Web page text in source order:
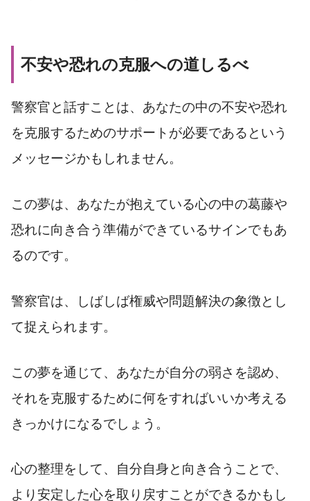
不安や恐れの克服への道しるべ
警察官と話すことは、あなたの中の不安や恐れ
を克服するためのサポートが必要であるという
メッセージかもしれません。
この夢は、あなたが抱えている心の中の葛藤や
恐れに向き合う準備ができているサインでもあ
るのです。
警察官は、しばしば権威や問題解決の象徴とし
て捉えられます。
この夢を通じて、あなたが自分の弱さを認め、
それを克服するために何をすればいいか考える
きっかけになるでしょう。
心の整理をして、自分自身と向き合うことで、
より安定した心を取り戻すことができるかもし